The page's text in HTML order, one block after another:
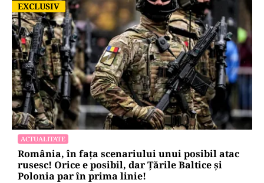
EXCLUSIV
EXCLUSIV
ACTUALITATE
România, în fața scenariului unui posibil atac
rusesc! Orice e posibil, dar Țările Baltice și
Polonia par în prima linie!